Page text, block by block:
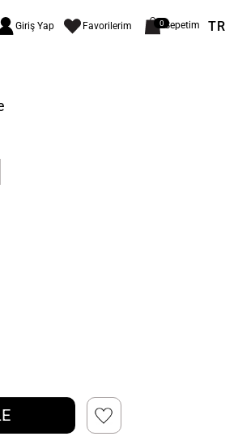
Giriş Yap Favorilerim 0Sepetim TR